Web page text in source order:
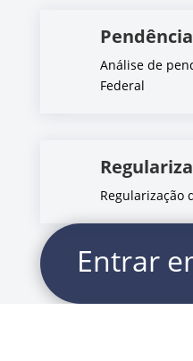
Análise de
Federal
Regularização
Entrar